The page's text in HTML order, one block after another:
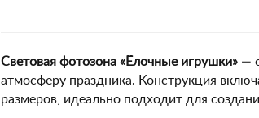
Световая фотозона «Ёлочные игрушки»—
атмосферу праздника. Конструкция
размеров, идеально подходит для